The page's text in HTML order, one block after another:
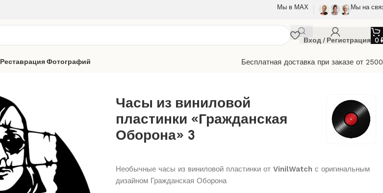
Мы в МАХ Мы на
Вход / Регистрация 0
Реставрация Фотографий
Бесплатная доставка при заказе от
Часы из виниловой
пластинки «Гражданская
Оборона» 3
Необычные часы из виниловой пластинки от VinilWatch с оригинальным
дизайном Гражданская Оборона